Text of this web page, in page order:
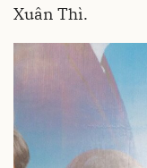
Xuân Thì.